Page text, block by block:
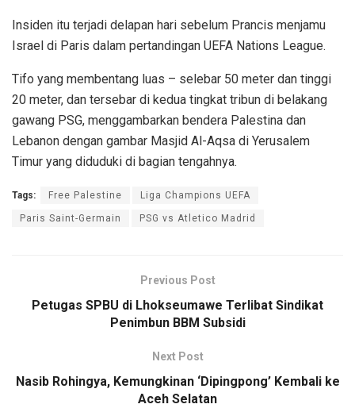
Insiden itu terjadi delapan hari sebelum Prancis menjamu
Israel di Paris dalam pertandingan UEFA Nations League.
Tifo yang membentang luas – selebar 50 meter dan tinggi
20 meter, dan tersebar di kedua tingkat tribun di belakang
gawang PSG, menggambarkan bendera Palestina dan
Lebanon dengan gambar Masjid Al-Aqsa di Yerusalem
Timur yang diduduki di bagian tengahnya.
Tags: Free Palestine Liga Champions UEFA
Paris Saint-Germain PSG vs Atletico Madrid
Previous Post
Petugas SPBU di Lhokseumawe Terlibat Sindikat
Penimbun BBM Subsidi
Next Post
Nasib Rohingya, Kemungkinan ‘Dipingpong’ Kembali ke
Aceh Selatan